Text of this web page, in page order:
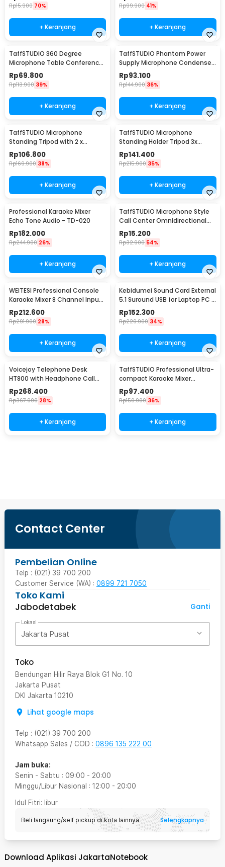
Rp15.900 70%
+ Keranjang
Rp99.900 41%
+ Keranjang
TaffSTUDIO 360 Degree
Microphone Table Conference
Zoom Meeting Studio - iTalk-
02
Rp69.800
Rp113.900 39%
+ Keranjang
TaffSTUDIO Phantom Power
Supply Microphone Condenser
1 Channel 48V - RU-P48V
Rp93.100
Rp144.900 36%
+ Keranjang
TaffSTUDIO Microphone
Standing Tripod with 2 x
Smartphone Holder - NB-03
Rp106.800
Rp169.900 38%
+ Keranjang
TaffSTUDIO Microphone
Standing Holder Tripod 3x
Smartphone Holder - NB-04P
Rp141.400
Rp215.900 35%
+ Keranjang
Professional Karaoke Mixer
Echo Tone Audio - TD-020
Rp182.000
Rp244.900 26%
+ Keranjang
TaffSTUDIO Microphone Style
Call Center Omnidirectional
52dB - MF03
Rp15.200
Rp32.900 54%
+ Keranjang
WEITESI Professional Console
Karaoke Mixer 8 Channel Input
Mic - AM-228
Rp212.600
Rp291.900 28%
+ Keranjang
Kebidumei Sound Card External
5.1 Suround USB for Laptop PC -
CM6206
Rp152.300
Rp229.900 34%
+ Keranjang
Voicejoy Telephone Desk
HT800 with Headphone Call
Center VH500
Rp268.400
Rp367.900 28%
+ Keranjang
TaffSTUDIO Professional Ultra-
compact Karaoke Mixer
Amplifier 4 Ch - MH400
Rp97.400
Rp150.900 36%
+ Keranjang
Contact Center
Pembelian Online
Telp : (021) 39 700 200
Customer Service (WA) : 0899 721 7050
Toko Kami
Jabodetabek
Ganti
Lokasi
Jakarta Pusat
Toko
Bendungan Hilir Raya Blok G1 No. 10
Jakarta Pusat
DKI Jakarta 10210
Lihat google maps
Telp : (021) 39 700 200
Whatsapp Sales / COD : 0896 135 222 00
Jam buka:
Senin - Sabtu : 09:00 - 20:00
Minggu/Libur Nasional : 12:00 - 20:00
Idul Fitri: libur
Beli langsung/self pickup di kota lainnya Selengkapnya
Download Aplikasi JakartaNotebook